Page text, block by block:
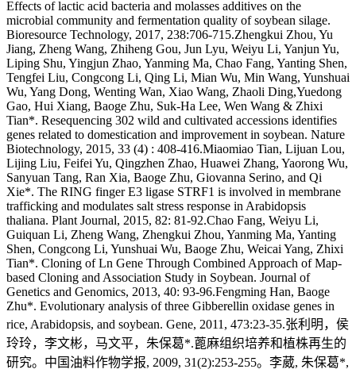
Effects of lactic acid bacteria and molasses additives on the
microbial community and fermentation quality of soybean silage.
Bioresource Technology, 2017, 238:706-715.Zhengkui Zhou, Yu
Jiang, Zheng Wang, Zhiheng Gou, Jun Lyu, Weiyu Li, Yanjun Yu,
Liping Shu, Yingjun Zhao, Yanming Ma, Chao Fang, Yanting Shen,
Tengfei Liu, Congcong Li, Qing Li, Mian Wu, Min Wang, Yunshuai
Wu, Yang Dong, Wenting Wan, Xiao Wang, Zhaoli Ding,Yuedong
Gao, Hui Xiang, Baoge Zhu, Suk-Ha Lee, Wen Wang & Zhixi
Tian*. Resequencing 302 wild and cultivated accessions identifies
genes related to domestication and improvement in soybean. Nature
Biotechnology, 2015, 33 (4) : 408-416.Miaomiao Tian, Lijuan Lou,
Lijing Liu, Feifei Yu, Qingzhen Zhao, Huawei Zhang, Yaorong Wu,
Sanyuan Tang, Ran Xia, Baoge Zhu, Giovanna Serino, and Qi
Xie*. The RING finger E3 ligase STRF1 is involved in membrane
trafficking and modulates salt stress response in Arabidopsis
thaliana. Plant Journal, 2015, 82: 81-92.Chao Fang, Weiyu Li,
Guiquan Li, Zheng Wang, Zhengkui Zhou, Yanming Ma, Yanting
Shen, Congcong Li, Yunshuai Wu, Baoge Zhu, Weicai Yang, Zhixi
Tian*. Cloning of Ln Gene Through Combined Approach of Map-
based Cloning and Association Study in Soybean. Journal of
Genetics and Genomics, 2013, 40: 93-96.Fengming Han, Baoge
Zhu*. Evolutionary analysis of three Gibberellin oxidase genes in
rice, Arabidopsis, and soybean. Gene, 2011, 473:23-35.张利明，侯
玲玲，李文彬，马文平，朱保葛*.蓖麻组织培养和植株再生的
研究。中国油料作物学报, 2009, 31(2):253-255。李葳, 朱保葛*,